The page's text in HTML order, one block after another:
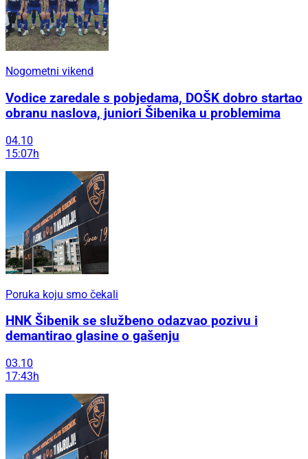
Nogometni vikend
Vodice zaredale s pobjedama, DOŠK dobro startao
obranu naslova, juniori Šibenika u problemima
04.10
15:07h
Poruka koju smo čekali
HNK Šibenik se službeno odazvao pozivu i
demantirao glasine o gašenju
03.10
17:43h